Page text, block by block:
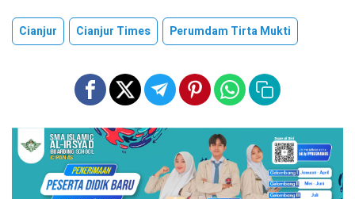
Cianjur Cianjur Times Perumdam Tirta Mukti